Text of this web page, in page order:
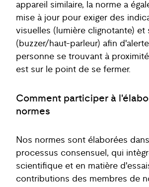
appareil similaire, la norme a
mise à jour pour exiger des
visuelles (lumière clignotante) et
(buzzer/haut-parleur) afin
personne se trouvant à
est sur le point de se fermer.
Comment participer à
normes
Nos normes sont élaborées
processus consensuel, qui
scientifique et en matière
contributions des membres de